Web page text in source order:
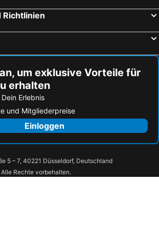
König der Löwen
Skiliftkarussell Winterberg
Travemünde
Fischmarkt
Schloss Ahlden
Bockwindmühle Ahrbeck
Jann Hinsch Hof
Allerblick
Richtlinien
um exklusive Vorteile für
erhalten
Erlebnis
und Mitgliederpreise
Einloggen
5 – 7, 40221 Düsseldorf, Deutschland
Rechte vorbehalten.